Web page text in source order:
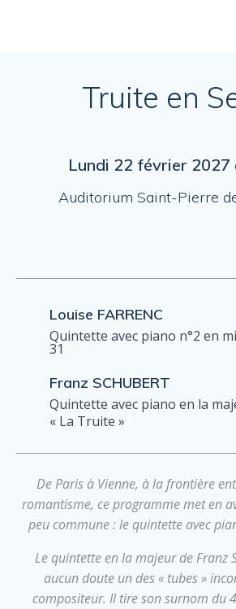
Truite en
Lundi 22 février 2027
Auditorium Saint-Pierre
Louise FARRENC
Quintette avec piano n°2 en
31
Franz SCHUBERT
Quintette avec piano en la
« La Truite »
De Paris à Vienne, à la frontière
romantisme, ce programme met en
peu commune : le quintette avec
Le quintette en la majeur de Franz
aucun doute un des « tubes »
compositeur. Il tire son surnom du